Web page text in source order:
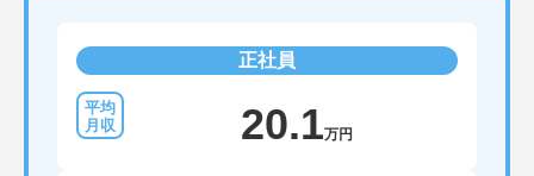
正社員
20.1万円